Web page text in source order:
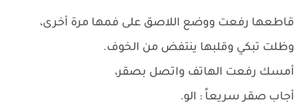
قاطعها رفعت ووضع اللاصق على فمها مرة أخرى،
وظلت تبكي وقلبها ينتفض من الخوف.
أمسك رفعت الهاتف واتصل بصقر،
أجاب صقر سريعاً : الو.